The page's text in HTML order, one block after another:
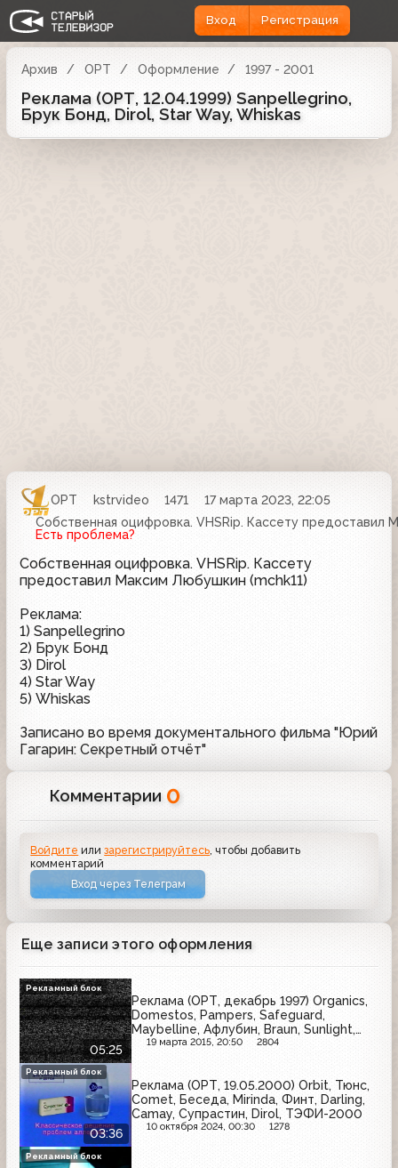
Вход Регистрация
Архив ОРТ Оформление 1997 - 2001
Реклама (ОРТ, 12.04.1999) Sanpellegrino,
Брук Бонд, Dirol, Star Way, Whiskas
ОРТ kstrvideo 1471
17 марта 2023, 22:05
Собственная оцифровка. VHSRip. Кассету предоставил
Есть проблема?
Собственная оцифровка. VHSRip. Кассету
предоставил Максим Любушкин (mchk11)
Реклама:
1) Sanpellegrino
2) Брук Бонд
3) Dirol
4) Star Way
5) Whiskas
Записано во время документального фильма "Юрий
Гагарин: Секретный отчёт"
Комментарии 0
Войдите илизарегистрируйтесь , чтобы добавить
комментарий
Вход через Телеграм
Еще записи этого оформления
05:25
Реклама (ОРТ, декабрь 1997) Organics,
Domestos, Pampers, Safeguard,
Maybelline, Афлубин, Braun, Sunlight,
Orbit, Sunsilk, L'Oreal
19 марта 2015, 20:50 2804
Рекламный блок
03:36
Реклама (ОРТ, 19.05.2000) Orbit, Тюнс,
Comet, Беседа, Mirinda, Финт, Darling,
Camay, Супрастин, Dirol, ТЭФИ-2000
10 октября 2024, 00:30 1278
Рекламный блок
Рекламный блок